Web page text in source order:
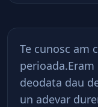
Te cunosc am
deodata dau
un adevar